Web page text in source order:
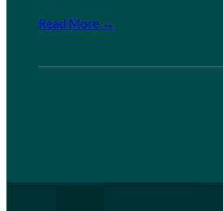
Read More →